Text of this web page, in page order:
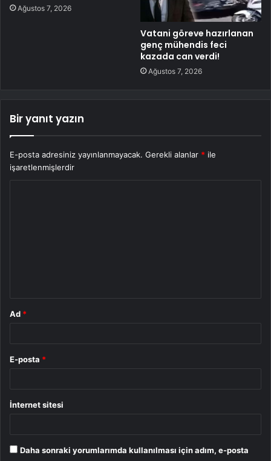
Ağustos 7, 2026
Vatani göreve hazırlanan
genç mühendis feci
kazada can verdi!
Ağustos 7, 2026
Bir yanıt yazın
E-posta adresiniz yayınlanmayacak. Gerekli alanlar * ile
işaretlenmişlerdir
Ad *
E-posta *
İnternet sitesi
Daha sonraki yorumlarımda kullanılması için adım, e-posta